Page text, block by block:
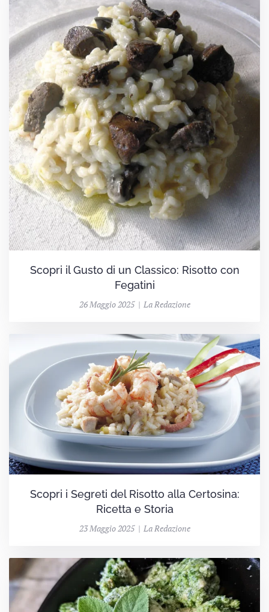
Scopri il Gusto di un Classico: Risotto con
Fegatini
26 Maggio 2025 | La Redazione
Scopri i Segreti del Risotto alla Certosina:
Ricetta e Storia
23 Maggio 2025 | La Redazione